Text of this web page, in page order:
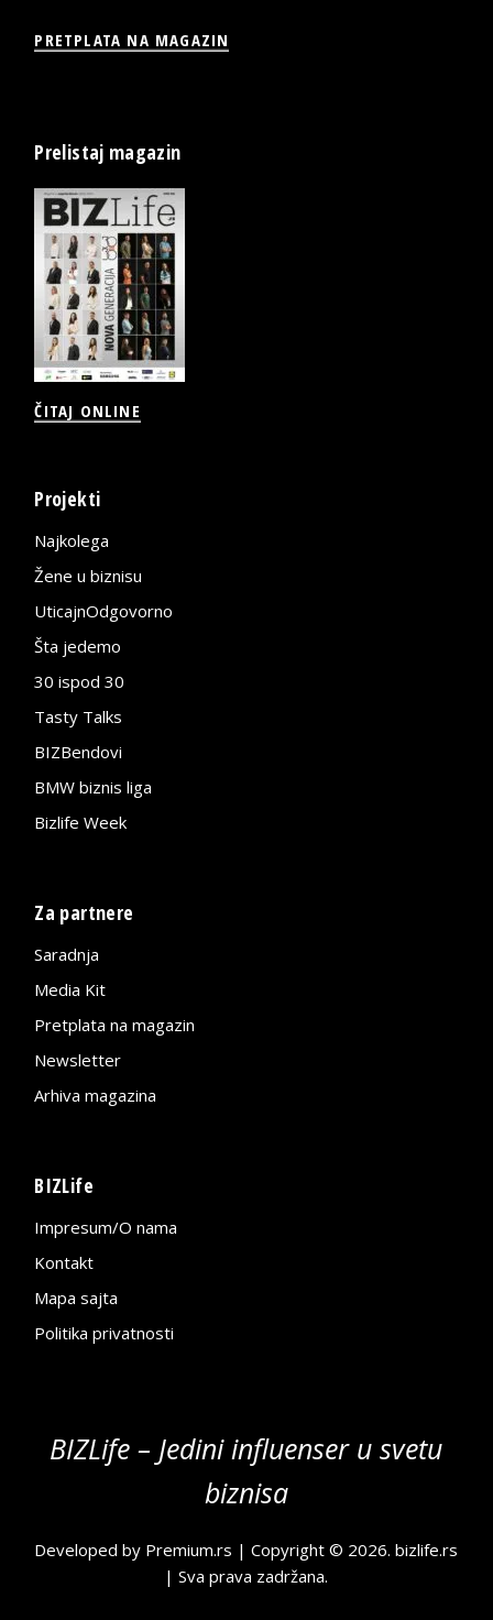
PRETPLATA NA MAGAZIN
Prelistaj magazin
ČITAJ ONLINE
Projekti
Najkolega
Žene u biznisu
UticajnOdgovorno
Šta jedemo
30 ispod 30
Tasty Talks
BIZBendovi
BMW biznis liga
Bizlife Week
Za partnere
Saradnja
Media Kit
Pretplata na magazin
Newsletter
Arhiva magazina
BIZLife
Impresum/O nama
Kontakt
Mapa sajta
Politika privatnosti
BIZLife – Jedini influenser u svetu
biznisa
Developed by Premium.rs | Copyright © 2026.bizlife.rs
| Sva prava zadržana.